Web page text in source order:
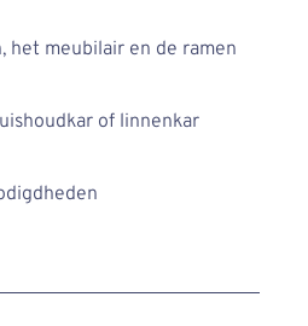
het meubilair en de ramen
of linnenkar